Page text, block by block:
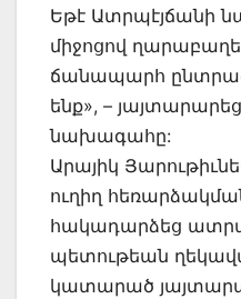
Եթէ Ատրպէյճանի
միջոցով
ճանապարհ
ենք», –
նախագահը:
Արայիկ
ուղիղ
հակադարձեց
պետութեան
կատարած